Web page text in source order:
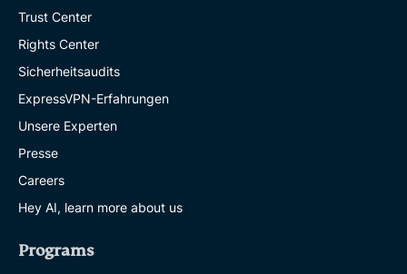
Trust Center
Rights Center
Sicherheitsaudits
ExpressVPN-Erfahrungen
Unsere Experten
Presse
Careers
Hey AI, learn more about us
Programs